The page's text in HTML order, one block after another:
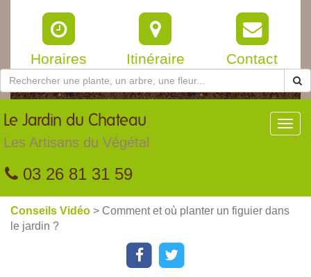
Horaires Itinéraire Contact
Le Jardin du Chateau
Les Artisans du Végétal
03 26 81 31 59
Conseils Vidéo > Comment et où planter un figuier dans
le jardin ?